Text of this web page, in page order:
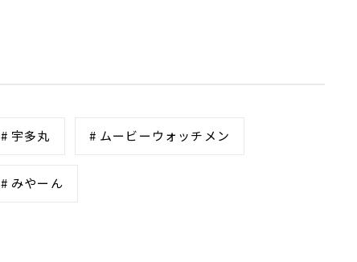
# 宇多丸 # ムービーウォッチメン
# みやーん